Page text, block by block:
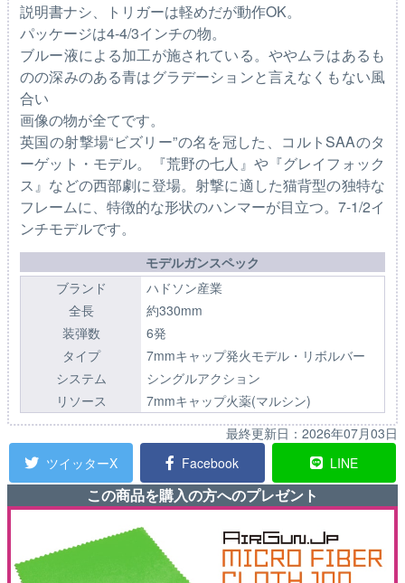
説明書ナシ、トリガーは軽めだが動作OK。
パッケージは4-4/3インチの物。
ブルー液による加工が施されている。ややムラはあるも
のの深みのある青はグラデーションと言えなくもない風
合い
画像の物が全てです。
英国の射撃場“ビズリー”の名を冠した、コルトSAAのタ
ーゲット・モデル。『荒野の七人』や『グレイフォック
ス』などの西部劇に登場。射撃に適した猫背型の独特な
フレームに、特徴的な形状のハンマーが目立つ。7-1/2イ
ンチモデルです。
モデルガンスペック
ブランド
ハドソン産業
全長
約330mm
装弾数
6発
タイプ
7mmキャップ発火モデル・リボルバー
システム
シングルアクション
リソース
7mmキャップ火薬(マルシン)
最終更新日： 2026年07月03日
ツイッターX
Facebook LINE
この商品を購入の方へのプレゼント